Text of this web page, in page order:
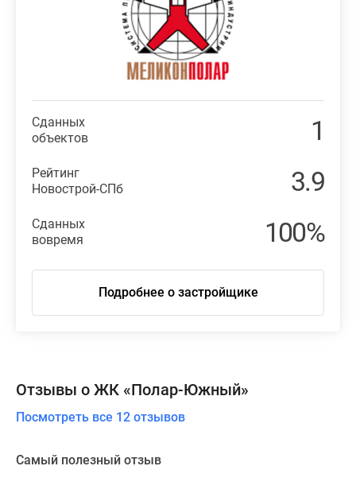
Сданных
объектов
1
Рейтинг
Новострой-СПб
3.9
Сданных
вовремя
100%
Подробнее о застройщике
Отзывы о ЖК «Полар-Южный»
Посмотреть все 12 отзывов
Самый полезный отзыв